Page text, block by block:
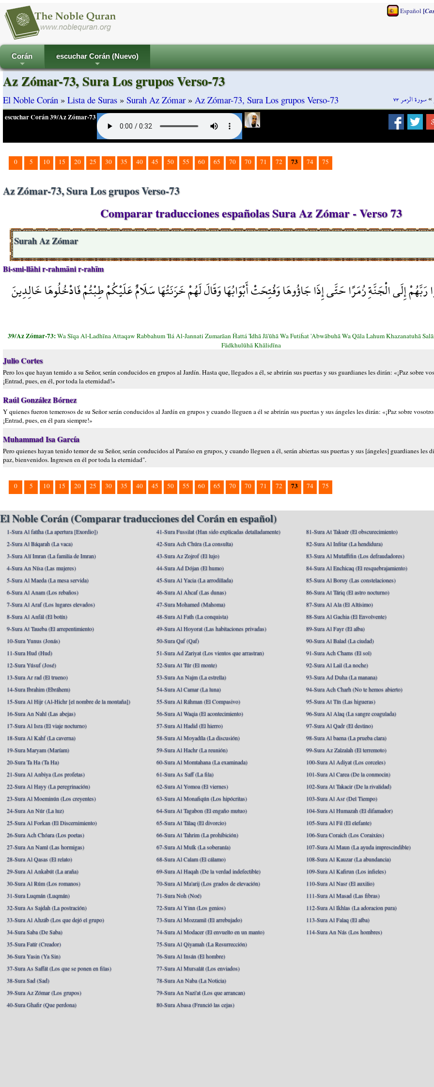
Español [
+
Corán
+
escuchar Corán (Nuevo)
»سورة الزمر ٧٣
Az Zómar-73, Sura Los grupos Verso-73
El Noble Corán » Lista de Suras » Surah Az Zómar » Az Zómar-73, Sura Los grupos Verso-73
escuchar Corán 39/Az Zómar-73
0 5 10 15 20 25 30 35 40 45 50 55 60 65 70 70 71 72 73 74 75
Az Zómar-73, Sura Los grupos Verso-73
Comparar traducciones españolas Sura Az Zómar - Verso 73
Surah Az Zómar
Bi-smi-llāhi r-rahmāni r-rahīm
رَبَّهُمْ إِلَى الْجَنَّةِ زُمَرًا حَتَّى إِذَا جَاؤُوهَا وَفُتِحَتْ أَبْوَابُهَا وَقَالَ لَهُمْ خَزَنَتُهَا سَلَامٌ عَلَيْكُمْ طِبْتُمْ فَادْخُلُوهَا خَالِدِينَ
39/Az Zómar-73:Wa Sīqa Al-Ladhīna Attaqaw Rabbahum 'Ilá Al-Jannati Zumarāan Ĥattá 'Idhā Jā'ūhā Wa Futiĥat 'Abwābuhā Wa Qāla Lahum Khazanatuhā
Fādkhulūhā Khālidīna
Julio Cortes
Pero los que hayan temido a su Señor, serán conducidos en grupos al Jardín. Hasta que, llegados a él, se abrirán sus puertas y sus guardianes les dirán: «¡Paz sobre
¡Entrad, pues, en él, por toda la eternidad!»
Raúl González Bórnez
Y quienes fueron temerosos de su Señor serán conducidos al Jardín en grupos y cuando lleguen a él se abrirán sus puertas y sus ángeles les dirán: «¡Paz sobre
¡Entrad, pues, en él para siempre!»
Muhammad Isa García
Pero quienes hayan tenido temor de su Señor, serán conducidos al Paraíso en grupos, y cuando lleguen a él, serán abiertas sus puertas y sus [ángeles] guardianes les
paz, bienvenidos. Ingresen en él por toda la eternidad".
0 5 10 15 20 25 30 35 40 45 50 55 60 65 70 70 71 72 73 74 75
El Noble Corán (Comparar traducciones del Corán en español)
1-Sura Al fatíha (La apertura [Exordio])
2-Sura Al Báqarah (La vaca)
3-Sura Alí Imran (La familia de Imran)
4-Sura An Nísa (Las mujeres)
5-Sura Al Maeda (La mesa servida)
6-Sura Al Anam (Los rebaños)
7-Sura Al Araf (Los lugares elevados)
8-Sura Al Anfál (El botín)
9-Sura At Taueba (El arrepentimiento)
10-Sura Yunus (Jonás)
11-Sura Hud (Hud)
12-Sura Yúsuf (José)
13-Sura Ar rad (El trueno)
14-Sura Ibrahim (Ebráhem)
15-Sura Al Hijr (Al-Hichr [el nombre de la montaña])
16-Sura An Nahl (Las abejas)
17-Sura Al Isra (El viaje nocturno)
18-Sura Al Kahf (La caverna)
19-Sura Maryam (Maríam)
20-Sura Ta Ha (Ta Ha)
21-Sura Al Anbiya (Los profetas)
22-Sura Al Hayy (La peregrinación)
23-Sura Al Moeminún (Los creyentes)
24-Sura An Núr (La luz)
25-Sura Al Forkan (El Discernimiento)
26-Sura Ach Chóara (Los poetas)
27-Sura An Naml (Las hormigas)
28-Sura Al Qasas (El relato)
29-Sura Al Ankabút (La araña)
30-Sura Al Rúm (Los romanos)
31-Sura Luqmán (Luqmán)
32-Sura As Sajdah (La postración)
33-Sura Al Ahzáb (Los que dejó el grupo)
34-Sura Saba (De Saba)
35-Sura Fatír (Creador)
36-Sura Yasin (Ya Sin)
37-Sura As Saffát (Los que se ponen en filas)
38-Sura Sad (Sad)
39-Sura Az Zómar (Los grupos)
40-Sura Ghafir (Que perdona)
41-Sura Fussilat (Han sido explicadas detalladamente)
42-Sura Ach Chúra (La consulta)
43-Sura Az Zojrof (El lujo)
44-Sura Ad Dójan (El humo)
45-Sura Al Yacia (La arrodillada)
46-Sura Al Ahcaf (Las dunas)
47-Sura Mohamed (Mahoma)
48-Sura Al Fath (La conquista)
49-Sura Al Hoyorat (Las habitaciones privadas)
50-Sura Qaf (Qaf)
51-Sura Ad Zariyat (Los vientos que arrastran)
52-Sura At Túr (El monte)
53-Sura An Najm (La estrella)
54-Sura Al Camar (La luna)
55-Sura Al Ráhman (El Compasivo)
56-Sura Al Waqia (El acontecimiento)
57-Sura Al Hadid (El hierro)
58-Sura Al Moyadíla (La discusión)
59-Sura Al Hachr (La reunión)
60-Sura Al Momtahana (La examinada)
61-Sura As Saff (La fila)
62-Sura Al Yomoa (El viernes)
63-Sura Al Monafiqún (Los hipócritas)
64-Sura At Tagabon (El engaño mutuo)
65-Sura At Tálaq (El divorcio)
66-Sura At Tahrim (La prohibición)
67-Sura Al Mulk (La soberanía)
68-Sura Al Calam (El cálamo)
69-Sura Al Haqah (De la verdad indefectible)
70-Sura Al Ma'arij (Los grados de elevación)
71-Sura Noh (Noé)
72-Sura Al Yinn (Los genios)
73-Sura Al Mozzamil (El arrebujado)
74-Sura Al Modacer (El envuelto en un manto)
75-Sura Al Qiyamah (La Resurrección)
76-Sura Al Insán (El hombre)
77-Sura Al Mursalát (Los enviados)
78-Sura An Naba (La Noticia)
79-Sura An Nazi'at (Los que arrancan)
80-Sura Abasa (Frunció las cejas)
81-Sura At Takuér (El obscurecimiento)
82-Sura Al Infitar (La hendidura)
83-Sura Al Mutaffifin (Los defraudadores)
84-Sura Al Enchicaq (El resquebrajamiento)
85-Sura Al Boruy (Las constelaciones)
86-Sura At Táriq (El astro nocturno)
87-Sura Al Ala (El Altísimo)
88-Sura Al Gachia (El Envolvente)
89-Sura Al Fayr (El alba)
90-Sura Al Balad (La ciudad)
91-Sura Ach Chams (El sol)
92-Sura Al Lail (La noche)
93-Sura Ad Duha (La manana)
94-Sura Ach Charh (No te hemos abierto)
95-Sura At Tín (Las higueras)
96-Sura Al Alaq (La sangre coagulada)
97-Sura Al Qadr (El destino)
98-Sura Al baena (La prueba clara)
99-Sura Az Zalzalah (El terremoto)
100-Sura Al Adiyat (Los corceles)
101-Sura Al Carea (De la conmocin)
102-Sura At Takacir (De la rivalidad)
103-Sura Al Asr (Del Tiempo)
104-Sura Al Humazah (El difamador)
105-Sura Al Fil (El elefante)
106-Sura Coraich (Los Coraixíes)
107-Sura Al Maun (La ayuda imprescindible)
108-Sura Al Kauzar (La abundancia)
109-Sura Al Kafirun (Los infieles)
110-Sura Al Nasr (El auxilio)
111-Sura Al Masad (Las fibras)
112-Sura Al Ikhlas (La adoracion pura)
113-Sura Al Falaq (El alba)
114-Sura An Nás (Los hombres)